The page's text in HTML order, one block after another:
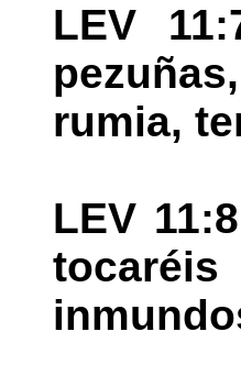
LEV
rumia,
LEV